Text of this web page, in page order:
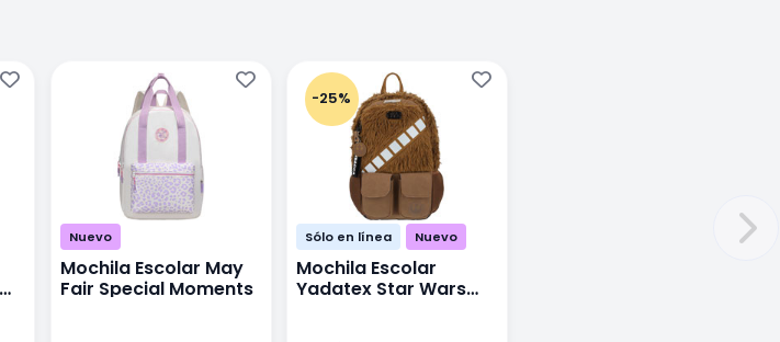
Nuevo
Mochila Escolar May
Fair Special Moments
-25%
Sólo en línea Nuevo
Mochila Escolar
Yadatex Star Wars